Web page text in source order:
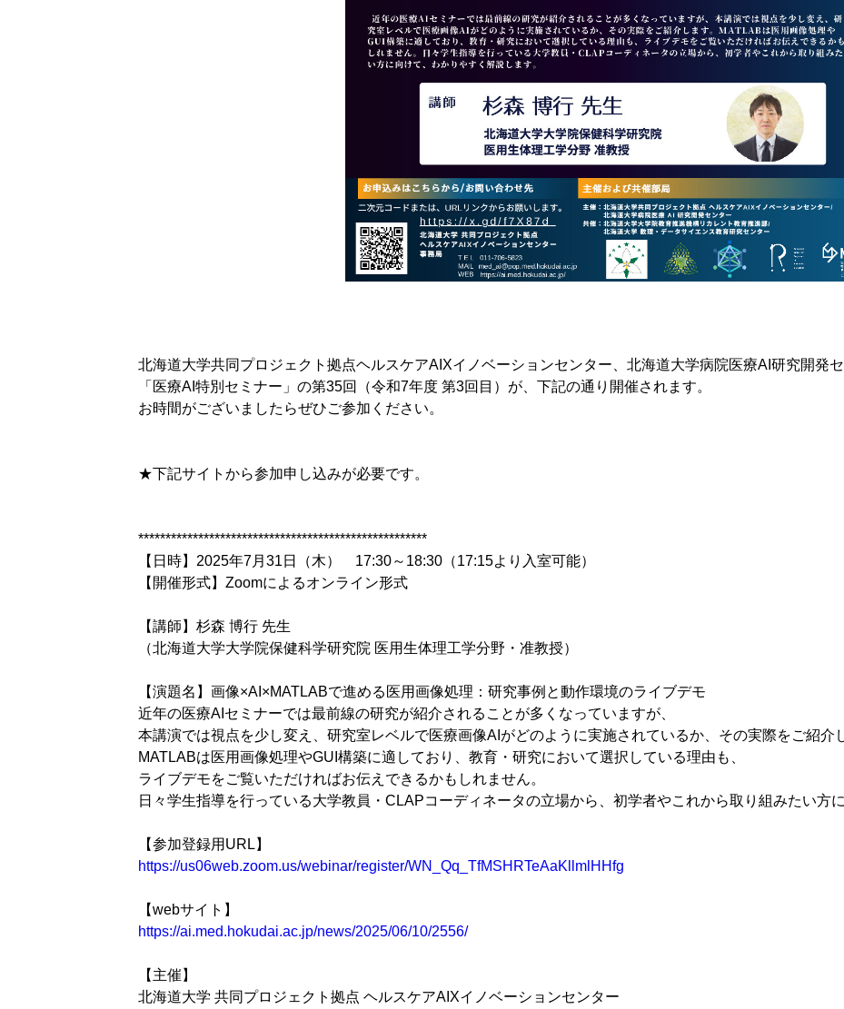
北海道大学共同プロジェクト拠点ヘルスケアAIXイノベーションセンター、北海道大学病院医療AI研究開発
「医療AI特別セミナー」の第35回（令和7年度 第3回目）が、下記の通り開催されます。
お時間がございましたらぜひご参加ください。
★下記サイトから参加申し込みが必要です。
*****************************************************
【日時】2025年7月31日（木） 17:30～18:30（17:15より入室可能）
【開催形式】Zoomによるオンライン形式
【講師】杉森 博行 先生
（北海道大学大学院保健科学研究院 医用生体理工学分野・准教授）
【演題名】画像×AI×MATLABで進める医用画像処理：研究事例と動作環境のライブデモ
近年の医療AIセミナーでは最前線の研究が紹介されることが多くなっていますが、
本講演では視点を少し変え、研究室レベルで医療画像AIがどのように実施されているか、その実際をご紹介
MATLABは医用画像処理やGUI構築に適しており、教育・研究において選択している理由も、
ライブデモをご覧いただければお伝えできるかもしれません。
日々学生指導を行っている大学教員・CLAPコーディネータの立場から、初学者やこれから取り組みたい方
【参加登録用URL】
https://us06web.zoom.us/webinar/register/WN_Qq_TfMSHRTeAaKllmlHHfg
【webサイト】
https://ai.med.hokudai.ac.jp/news/2025/06/10/2556/
【主催】
北海道大学 共同プロジェクト拠点 ヘルスケアAIXイノベーションセンター